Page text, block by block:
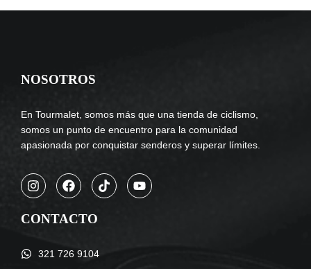
NOSOTROS
En Tourmalet, somos más que una tienda de ciclismo,
somos un punto de encuentro para la comunidad
apasionada por conquistar senderos y superar límites.
CONTACTO
321 726 9104